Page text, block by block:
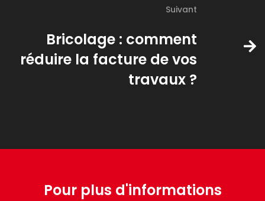
Suivant
Bricolage : comment
réduire la facture de vos
travaux ?
Pour plus d'informations